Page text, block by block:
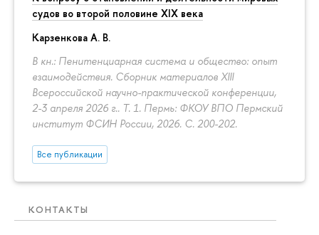
судов во второй половине XIX века
Карзенкова А. В.
В кн.: Пенитенциарная система и общество: опыт
взаимодействия. Сборник материалов XIII
Всероссийской научно-практической конференции,
2-3 апреля 2026 г.. Т. 1. Пермь: ФКОУ ВПО Пермский
институт ФСИН России, 2026. С. 200-202.
Все публикации
КОНТАКТЫ